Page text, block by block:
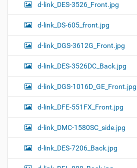
d-link_DES-3526_Front.jpg
d-link_DS-605_front.jpg
d-link_DGS-3612G_Front.jpg
d-link_DES-3526DC_Back.jpg
d-link_DGS-1016D_GE_Front.jpg
d-link_DFE-551FX_Front.jpg
d-link_DMC-1580SC_side.jpg
d-link_DES-7206_Back.jpg